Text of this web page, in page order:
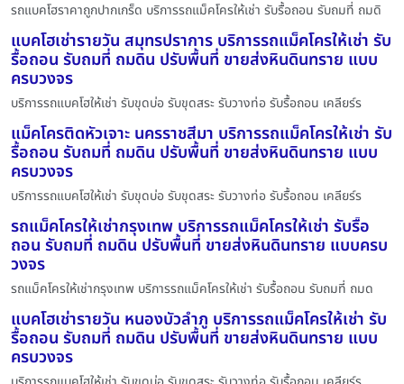
รถแบคโฮราคาถูกปากเกร็ด บริการรถแม็คโครให้เช่า รับรื้อถอน รับถมที่ ถมดิ
แบคโฮเช่ารายวัน สมุทรปราการ บริการรถแม็คโครให้เช่า รับ
รื้อถอน รับถมที่ ถมดิน ปรับพื้นที่ ขายส่งหินดินทราย แบบ
ครบวงจร
บริการรถแบคโฮให้เช่า รับขุดบ่อ รับขุดสระ รับวางท่อ รับรื้อถอน เคลียร์ร
แม็คโครติดหัวเจาะ นครราชสีมา บริการรถแม็คโครให้เช่า รับ
รื้อถอน รับถมที่ ถมดิน ปรับพื้นที่ ขายส่งหินดินทราย แบบ
ครบวงจร
บริการรถแบคโฮให้เช่า รับขุดบ่อ รับขุดสระ รับวางท่อ รับรื้อถอน เคลียร์ร
รถแม็คโครให้เช่ากรุงเทพ บริการรถแม็คโครให้เช่า รับรื้อ
ถอน รับถมที่ ถมดิน ปรับพื้นที่ ขายส่งหินดินทราย แบบครบ
วงจร
รถแม็คโครให้เช่ากรุงเทพ บริการรถแม็คโครให้เช่า รับรื้อถอน รับถมที่ ถมด
แบคโฮเช่ารายวัน หนองบัวลำภู บริการรถแม็คโครให้เช่า รับ
รื้อถอน รับถมที่ ถมดิน ปรับพื้นที่ ขายส่งหินดินทราย แบบ
ครบวงจร